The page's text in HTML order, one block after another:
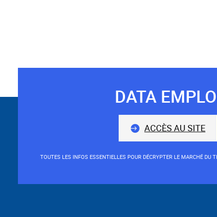
DATA
ACCÈS AU SITE
TOUTES LES INFOS ESSENTIELLES POUR DÉCRYPTER LE MARCHÉ DU